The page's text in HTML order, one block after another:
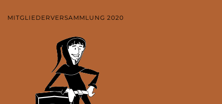
MITGLIEDERVERSAMMLUNG 2020